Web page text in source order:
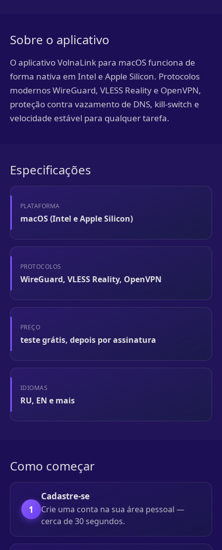
Sobre o aplicativo
O aplicativo VolnaLink para macOS funciona de
forma nativa em Intel e Apple Silicon. Protocolos
modernos WireGuard, VLESS Reality e OpenVPN,
proteção contra vazamento de DNS, kill-switch e
velocidade estável para qualquer tarefa.
Especificações
PLATAFORMA
macOS (Intel e Apple Silicon)
PROTOCOLOS
WireGuard, VLESS Reality, OpenVPN
PREÇO
teste grátis, depois por assinatura
IDIOMAS
RU, EN e mais
Como começar
1
Cadastre-se
Crie uma conta na sua área pessoal —
cerca de 30 segundos.